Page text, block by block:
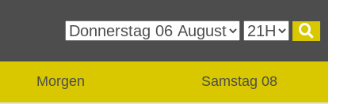
Morgen Samstag 08